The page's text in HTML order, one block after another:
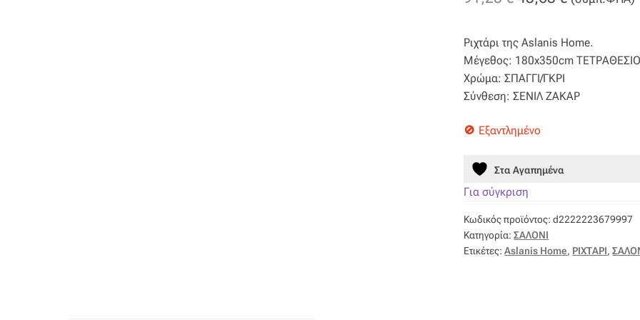
was:
91,25 €.
τιμή
45,63 €.
Ριχτάρι της Aslanis Home.
Μέγεθος: 180x350cm
Χρώμα: ΣΠΑΓΓΙ/ΓΚΡΙ
Σύνθεση: ΣΕΝΙΛ ΖΑΚΑΡ
Εξαντλημένο
Στα Αγαπημένα
Για σύγκριση
Κωδικός προϊόντος:d2222223679997
Κατηγορία:ΣΑΛΟΝΙ
Ετικέτες:Aslanis Home, ΡΙΧΤΑΡΙ,